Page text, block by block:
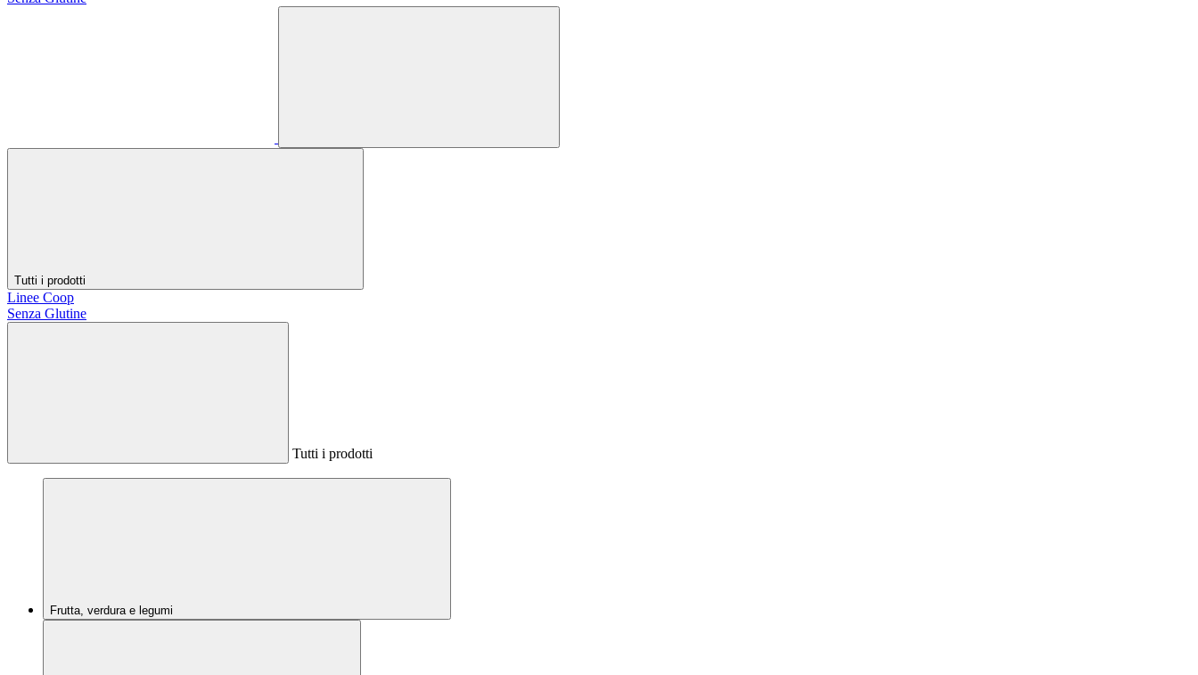
Tutti i prodotti
Linee Coop
Senza Glutine
Tutti i prodotti
Frutta, verdura e legumi